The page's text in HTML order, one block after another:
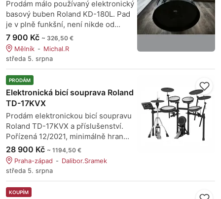
Prodám málo používaný elektronický
basový buben Roland KD-180L. Pad
je v plně funkšní, není nikde od...
7 900 Kč ~ 326,50 €
Mělník
Michal.R
středa 5. srpna
PRODÁM
Elektronická bicí souprava Roland
TD-17KVX
Prodám elektronickou bicí soupravu
Roland TD-17KVX a příslušenství.
Pořízená 12/2021, minimálně hran...
28 900 Kč ~ 1194,50 €
Praha-západ
Dalibor.Sramek
středa 5. srpna
KOUPÍM